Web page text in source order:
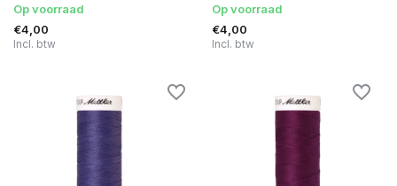
Op voorraad
€4,00
Incl. btw
Op voorraad
€4,00
Incl. btw